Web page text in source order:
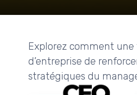
Explorez comment
d’entreprise de
stratégiques du